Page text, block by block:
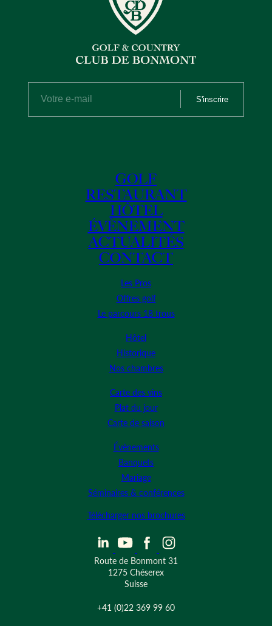
S'inscrire
GOLF
RESTAURANT
HÔTEL
ÉVÈNEMENT
ACTUALITÉS
CONTACT
Les Pros
Offres golf
Le parcours 18 trous
Hôtel
Historique
Nos chambres
Carte des vins
Plat du jour
Carte de saison
Évènements
Banquets
Mariage
Séminaires & conférences
Télécharger nos brochures
Route de Bonmont 31
1275 Chéserex
Suisse
+41 (0)22 369 99 60